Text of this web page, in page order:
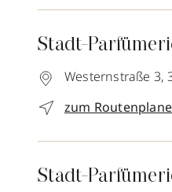
Stadt-
Westernstraße 3,
zum
Stadt-